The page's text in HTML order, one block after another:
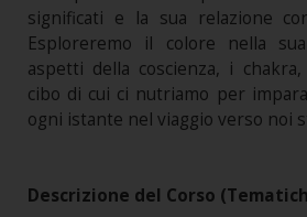
significati e la sua relazione
Esploreremo il colore nella
aspetti della coscienza, i
cibo di cui ci nutriamo per
ogni istante nel viaggio verso noi
Descrizione del Corso